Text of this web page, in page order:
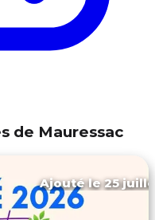
de Mauressac
Ajouté le 25